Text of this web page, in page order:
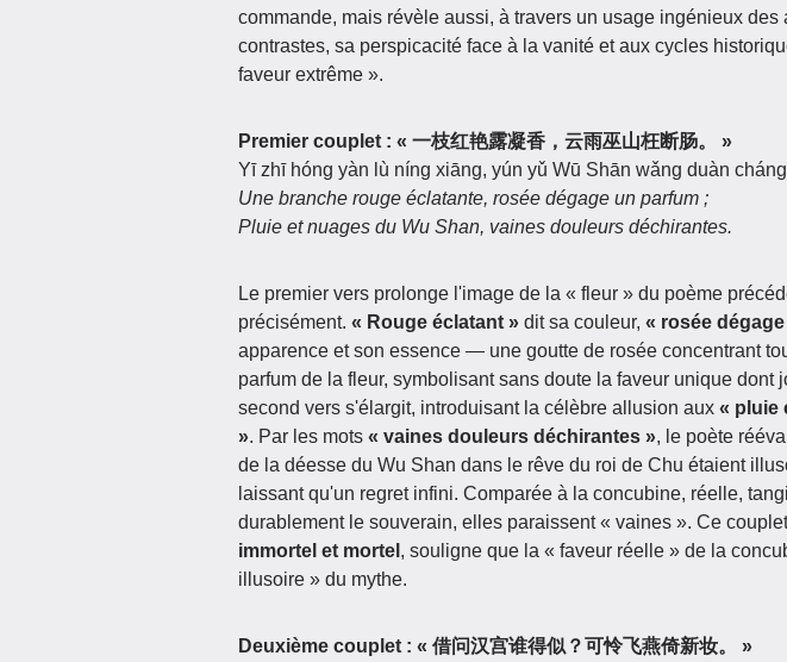
commande, mais révèle aussi, à travers un usage ingénieux des
contrastes, sa perspicacité face à la vanité et aux cycles
faveur extrême ».
Premier couplet : « 一枝红艳露凝香，云雨巫山枉断肠。 »
Yī zhī hóng yàn lù níng xiāng, yún yǔ Wū Shān wǎng duàn
Une branche rouge éclatante, rosée dégage un parfum ;
Pluie et nuages du Wu Shan, vaines douleurs déchirantes.
Le premier vers prolonge l'image de la « fleur » du poème
précisément. « Rouge éclatant » dit sa couleur, « rosée
apparence et son essence — une goutte de rosée concentrant
parfum de la fleur, symbolisant sans doute la faveur unique dont
second vers s'élargit, introduisant la célèbre allusion aux « pluie
». Par les mots « vaines douleurs déchirantes », le poète
de la déesse du Wu Shan dans le rêve du roi de Chu étaient
laissant qu'un regret infini. Comparée à la concubine, réelle,
durablement le souverain, elles paraissent « vaines ». Ce
immortel et mortel , souligne que la « faveur réelle » de la
illusoire » du mythe.
Deuxième couplet : « 借问汉宫谁得似？可怜飞燕倚新妆。 »